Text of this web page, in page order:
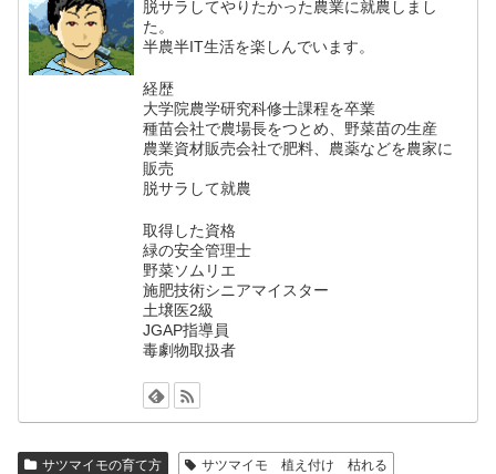
脱サラしてやりたかった農業に就農しまし
た。
半農半IT生活を楽しんでいます。
経歴
大学院農学研究科修士課程を卒業
種苗会社で農場長をつとめ、野菜苗の生産
農業資材販売会社で肥料、農薬などを農家に
販売
脱サラして就農
取得した資格
緑の安全管理士
野菜ソムリエ
施肥技術シニアマイスター
土壌医2級
JGAP指導員
毒劇物取扱者
サツマイモの育て方 サツマイモ 植え付け 枯れる